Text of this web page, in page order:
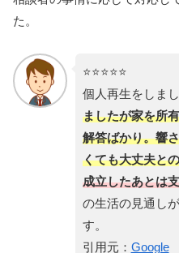
た。
⭐️⭐️⭐️⭐️⭐️
個人再生をしまし
ましたが家を所
解答ばかり。響
くても大丈夫と
成立したあとは
の生活の見通し
す。
引用元： Google